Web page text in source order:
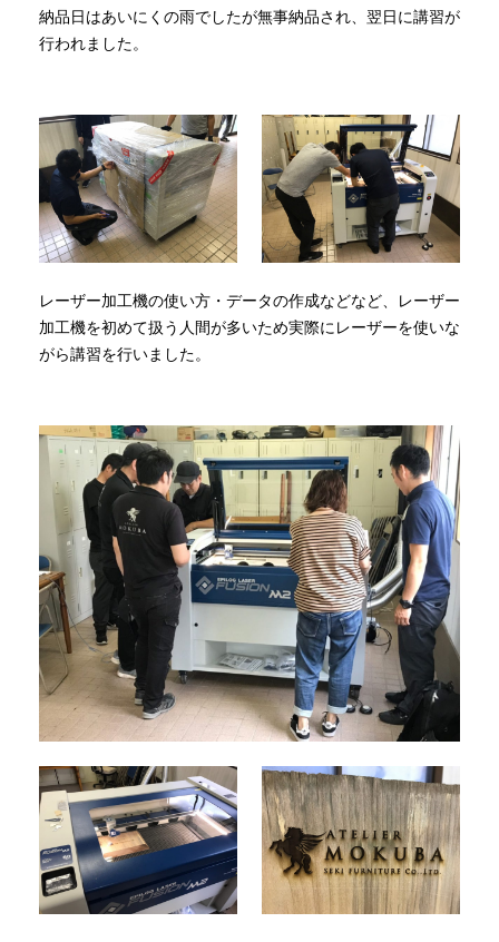
納品日はあいにくの雨でしたが無事納品され、翌日に講習が
行われました。
レーザー加工機の使い方・データの作成などなど、レーザー
加工機を初めて扱う人間が多いため実際にレーザーを使いな
がら講習を行いました。